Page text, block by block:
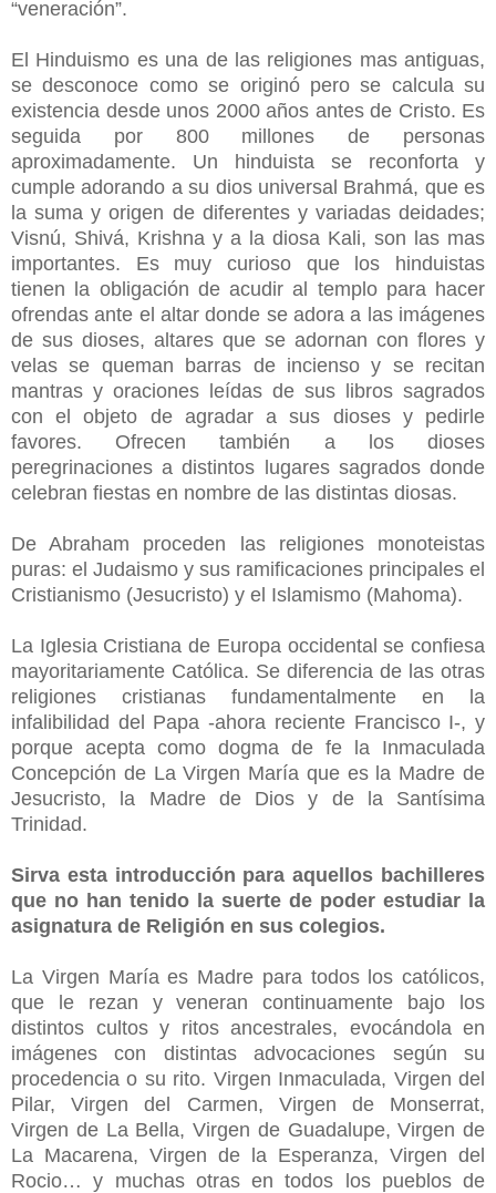
“veneración”.
El Hinduismo es una de las religiones mas antiguas,
se desconoce como se originó pero se calcula su
existencia desde unos 2000 años antes de Cristo. Es
seguida por 800 millones de personas
aproximadamente. Un hinduista se reconforta y
cumple adorando a su dios universal Brahmá, que es
la suma y origen de diferentes y variadas deidades;
Visnú, Shivá, Krishna y a la diosa Kali, son las mas
importantes. Es muy curioso que los hinduistas
tienen la obligación de acudir al templo para hacer
ofrendas ante el altar donde se adora a las imágenes
de sus dioses, altares que se adornan con flores y
velas se queman barras de incienso y se recitan
mantras y oraciones leídas de sus libros sagrados
con el objeto de agradar a sus dioses y pedirle
favores. Ofrecen también a los dioses
peregrinaciones a distintos lugares sagrados donde
celebran fiestas en nombre de las distintas diosas.
De Abraham proceden las religiones monoteistas
puras: el Judaismo y sus ramificaciones principales el
Cristianismo (Jesucristo) y el Islamismo (Mahoma).
La Iglesia Cristiana de Europa occidental se confiesa
mayoritariamente Católica. Se diferencia de las otras
religiones cristianas fundamentalmente en la
infalibilidad del Papa -ahora reciente Francisco I-, y
porque acepta como dogma de fe la Inmaculada
Concepción de La Virgen María que es la Madre de
Jesucristo, la Madre de Dios y de la Santísima
Trinidad.
Sirva esta introducción para aquellos bachilleres
que no han tenido la suerte de poder estudiar la
asignatura de Religión en sus colegios.
La Virgen María es Madre para todos los católicos,
que le rezan y veneran continuamente bajo los
distintos cultos y ritos ancestrales, evocándola en
imágenes con distintas advocaciones según su
procedencia o su rito. Virgen Inmaculada, Virgen del
Pilar, Virgen del Carmen, Virgen de Monserrat,
Virgen de La Bella, Virgen de Guadalupe, Virgen de
La Macarena, Virgen de la Esperanza, Virgen del
Rocio… y muchas otras en todos los pueblos de